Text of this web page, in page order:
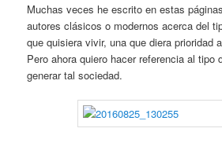
Muchas veces he escrito en estas
autores clásicos o modernos acerca del
que quisiera vivir, una que diera prioridad
Pero ahora quiero hacer referencia al tipo
generar tal sociedad.